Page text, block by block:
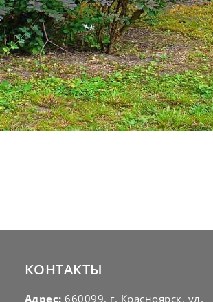
КОНТАКТЫ
Адрес: 660099, г. Красноярск, ул.